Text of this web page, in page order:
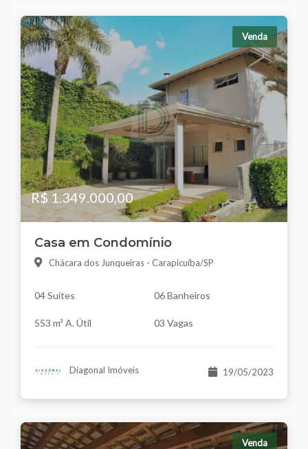
Venda
R$ 1.349.000,00
Casa em Condomínio
Chácara dos Junqueiras - Carapicuíba/SP
04 Suítes 06 Banheiros
553 m² A. Útil 03 Vagas
Diagonal Imóveis 19/05/2023
Venda